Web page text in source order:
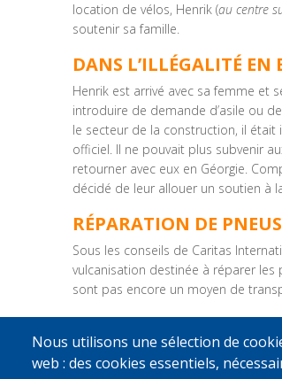
location de vélos, Henrik (au centre
soutenir sa famille.
DANS L’ILLÉGALITÉ EN
Henrik est arrivé avec sa femme et
introduire de demande d’asile ou
le secteur de la construction, il
officiel. Il ne pouvait plus subvenir
retourner avec eux en Géorgie.
décidé de leur allouer un soutien à
RÉPARATION DE
Sous les conseils de Caritas
vulcanisation destinée à réparer les
sont pas encore un moyen de
qui était son principal souci en
Nous utilisons une sélection de
web : des cookies essentiels,